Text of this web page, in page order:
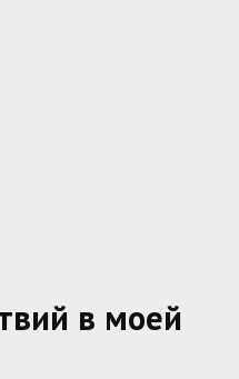
в моей